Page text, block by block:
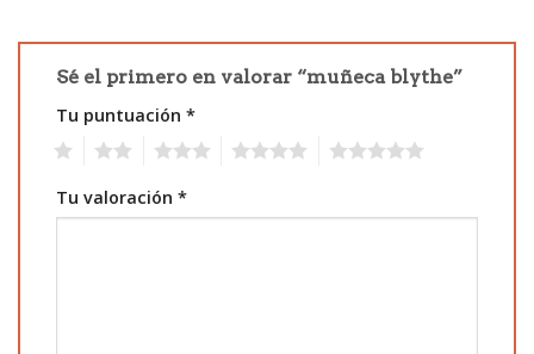
Sé el primero en valorar “muñeca blythe”
Tu puntuación *
Tu valoración *